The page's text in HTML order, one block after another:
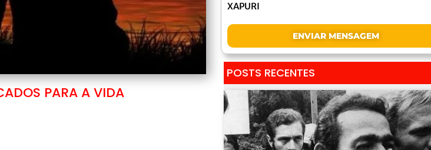
PARA A VIDA
XAPURI
ENVIAR MENSAGEM
POSTS RECENTES